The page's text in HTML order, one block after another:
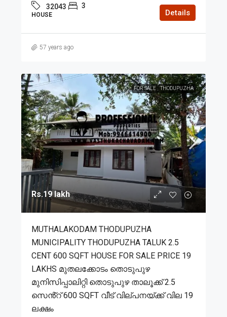
32043 3
HOUSE Details
57 years ago
FOR SALE THODUPUZHA
Rs.19 lakh
MUTHALAKODAM THODUPUZHA
MUNICIPALITY THODUPUZHA TALUK 2.5
CENT 600 SQFT HOUSE FOR SALE PRICE 19
LAKHS മുതലക്കോടം തൊടുപുഴ
മുനിസിപ്പാലിറ്റി തൊടുപുഴ താലൂക്ക് 2.5
സെൻ്റ് 600 SQFT വീട് വില്പനയ്ക്ക് വില 19
ലക്ഷം